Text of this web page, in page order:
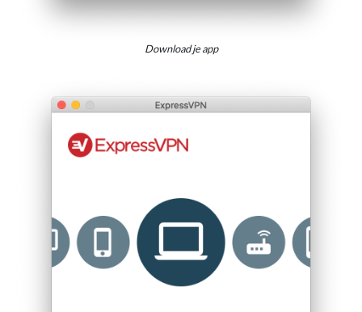
Download je app